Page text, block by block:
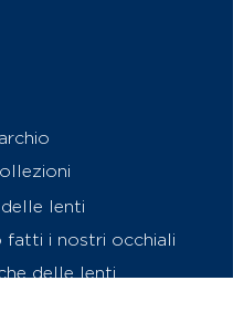
lenti
fatti i nostri occhiali
delle lenti